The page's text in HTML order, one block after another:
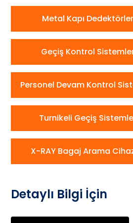
Metal Kapı
Geçiş Kontrol
Personel Devam Kontrol
Turnikeli Geçiş
X-RAY Bagaj Arama
Detaylı Bilgi İçin